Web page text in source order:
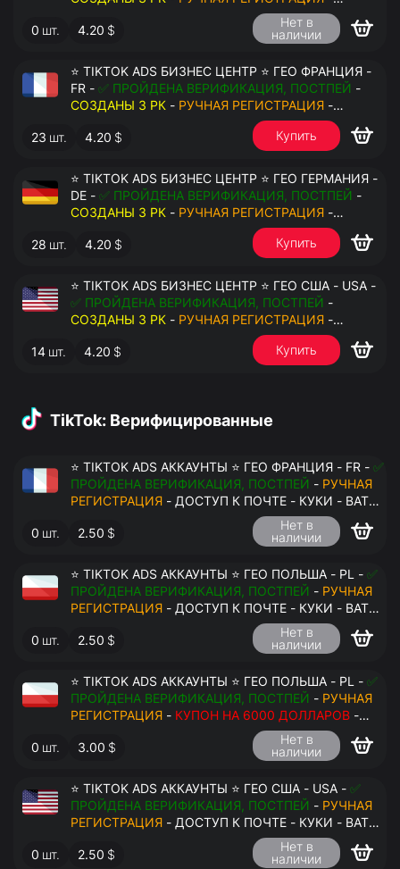
ДОСТУП К ПОЧТЕ - КУКИ - ВАТ ЗАПОЛНЕН -
ПЕРЕДАЧА В АНТИДЕТЕКТ
0 шт. 4.20 $
Нет в
наличии
⭐ TIKTOK ADS БИЗНЕС ЦЕНТР ⭐ ГЕО ФРАНЦИЯ -
FR - ✅ ПРОЙДЕНА ВЕРИФИКАЦИЯ, ПОСТПЕЙ -
СОЗДАНЫ 3 РК - РУЧНАЯ РЕГИСТРАЦИЯ -
ДОСТУП К ПОЧТЕ - КУКИ - ВАТ ЗАПОЛНЕН -
ПЕРЕДАЧА В АНТИДЕТЕКТ
23 шт. 4.20 $ Купить
⭐ TIKTOK ADS БИЗНЕС ЦЕНТР ⭐ ГЕО ГЕРМАНИЯ -
DE - ✅ ПРОЙДЕНА ВЕРИФИКАЦИЯ, ПОСТПЕЙ -
СОЗДАНЫ 3 РК - РУЧНАЯ РЕГИСТРАЦИЯ -
ДОСТУП К ПОЧТЕ - КУКИ - ВАТ ЗАПОЛНЕН -
ПЕРЕДАЧА В АНТИДЕТЕКТ
28 шт. 4.20 $ Купить
⭐ TIKTOK ADS БИЗНЕС ЦЕНТР ⭐ ГЕО США - USA -
✅ ПРОЙДЕНА ВЕРИФИКАЦИЯ, ПОСТПЕЙ -
СОЗДАНЫ 3 РК - РУЧНАЯ РЕГИСТРАЦИЯ -
ДОСТУП К ПОЧТЕ - КУКИ - ВАТ ЗАПОЛНЕН -
ПЕРЕДАЧА В АНТИДЕТЕКТ
14 шт. 4.20 $ Купить
TikTok: Верифицированные
⭐ TIKTOK ADS АККАУНТЫ ⭐ ГЕО ФРАНЦИЯ - FR - ✅
ПРОЙДЕНА ВЕРИФИКАЦИЯ, ПОСТПЕЙ - РУЧНАЯ
РЕГИСТРАЦИЯ - ДОСТУП К ПОЧТЕ - КУКИ - ВАТ
ЗАПОЛНЕН - ПЕРЕДАЧА В АНТИДЕТЕКТ
0 шт. 2.50 $
Нет в
наличии
⭐ TIKTOK ADS АККАУНТЫ ⭐ ГЕО ПОЛЬША - PL - ✅
ПРОЙДЕНА ВЕРИФИКАЦИЯ, ПОСТПЕЙ - РУЧНАЯ
РЕГИСТРАЦИЯ - ДОСТУП К ПОЧТЕ - КУКИ - ВАТ
ЗАПОЛНЕН - ПЕРЕДАЧА В АНТИДЕТЕКТ
0 шт. 2.50 $
Нет в
наличии
⭐ TIKTOK ADS АККАУНТЫ ⭐ ГЕО ПОЛЬША - PL - ✅
ПРОЙДЕНА ВЕРИФИКАЦИЯ, ПОСТПЕЙ - РУЧНАЯ
РЕГИСТРАЦИЯ - КУПОН НА 6000 ДОЛЛАРОВ -
ДОСТУП К ПОЧТЕ - КУКИ - ВАТ ЗАПОЛНЕН -
ПЕРЕДАЧА В АНТИДЕТЕКТ
0 шт. 3.00 $
Нет в
наличии
⭐ TIKTOK ADS АККАУНТЫ ⭐ ГЕО США - USA - ✅
ПРОЙДЕНА ВЕРИФИКАЦИЯ, ПОСТПЕЙ - РУЧНАЯ
РЕГИСТРАЦИЯ - ДОСТУП К ПОЧТЕ - КУКИ - ВАТ
ЗАПОЛНЕН - ПЕРЕДАЧА В АНТИДЕТЕКТ
0 шт. 2.50 $
Нет в
наличии